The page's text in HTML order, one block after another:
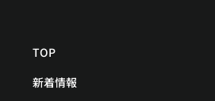
TOP
新着情報